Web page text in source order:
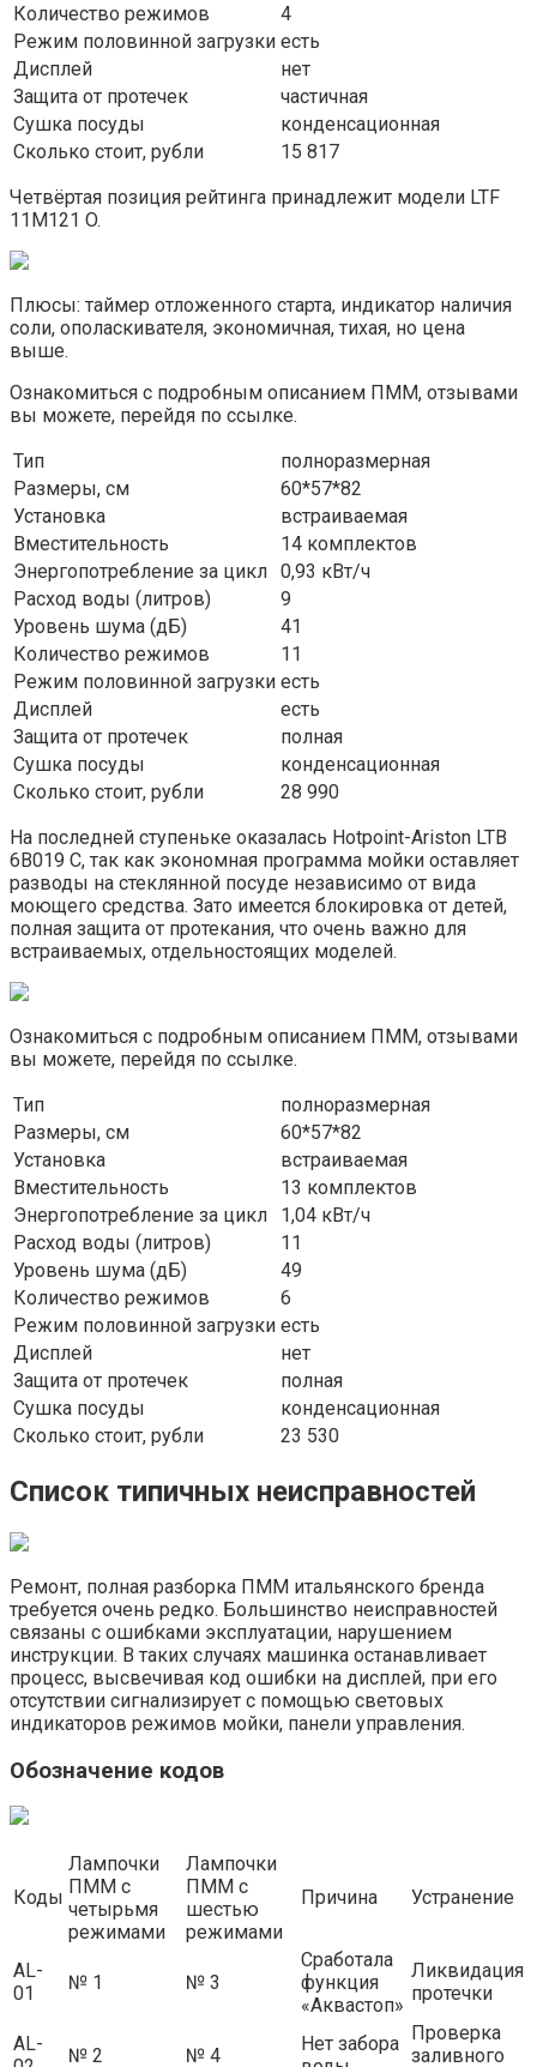
Количество режимов
4
Режим половинной загрузки есть
Дисплей
нет
Защита от протечек
частичная
Сушка посуды
конденсационная
Сколько стоит, рубли
15 817
Четвёртая позиция рейтинга принадлежит модели LTF
11M121 O.
Плюсы: таймер отложенного старта, индикатор наличия
соли, ополаскивателя, экономичная, тихая, но цена
выше.
Ознакомиться с подробным описанием ПММ, отзывами
вы можете, перейдя по ссылке.
Тип
полноразмерная
Размеры, см
60*57*82
Установка
встраиваемая
Вместительность
14 комплектов
Энергопотребление за цикл 0,93 кВт/ч
Расход воды (литров)
9
Уровень шума (дБ)
41
Количество режимов
11
Режим половинной загрузки есть
Дисплей
есть
Защита от протечек
полная
Сушка посуды
конденсационная
Сколько стоит, рубли
28 990
На последней ступеньке оказалась Hotpoint-Ariston LTB
6B019 C, так как экономная программа мойки оставляет
разводы на стеклянной посуде независимо от вида
моющего средства. Зато имеется блокировка от детей,
полная защита от протекания, что очень важно для
встраиваемых, отдельностоящих моделей.
Ознакомиться с подробным описанием ПММ, отзывами
вы можете, перейдя по ссылке.
Тип
полноразмерная
Размеры, см
60*57*82
Установка
встраиваемая
Вместительность
13 комплектов
Энергопотребление за цикл
1,04 кВт/ч
Расход воды (литров)
11
Уровень шума (дБ)
49
Количество режимов
6
Режим половинной загрузки есть
Дисплей
нет
Защита от протечек
полная
Сушка посуды
конденсационная
Сколько стоит, рубли
23 530
Список типичных неисправностей
Ремонт, полная разборка ПММ итальянского бренда
требуется очень редко. Большинство неисправностей
связаны с ошибками эксплуатации, нарушением
инструкции. В таких случаях машинка останавливает
процесс, высвечивая код ошибки на дисплей, при его
отсутствии сигнализирует с помощью световых
индикаторов режимов мойки, панели управления.
Обозначение кодов
Коды
Лампочки
ПММ с
четырьмя
режимами
Лампочки
ПММ с
шестью
режимами
Причина Устранение
AL-
01
№ 1 № 3
Сработала
функция
«Аквастоп»
Ликвидация
протечки
AL-
№ 2 № 4
Нет забора
Проверка
заливного